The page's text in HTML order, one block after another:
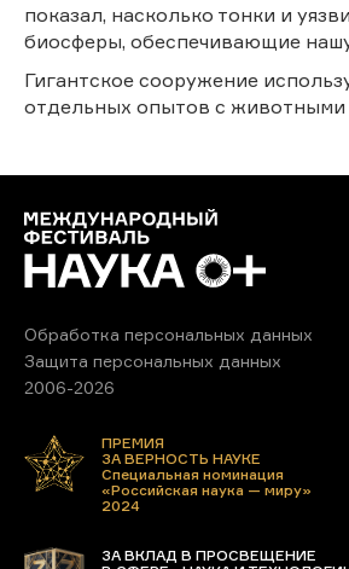
показал, насколько тонки и
биосферы, обеспечивающие
Гигантское сооружение
отдельных опытов с животными
Обработка персональных данных
Защита персональных данных
2006-2026
ПРЕМИЯ
ЗА ВЕРНОСТЬ НАУКЕ
Специальная номинация
«Российская наука — миру»
2024
ЗА ВКЛАД В ПРОСВЕЩЕНИЕ